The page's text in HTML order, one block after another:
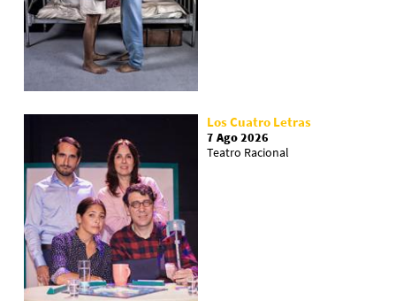
Los Cuatro Letras
7 Ago 2026
Teatro Racional